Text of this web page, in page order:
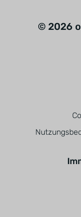
© 2026